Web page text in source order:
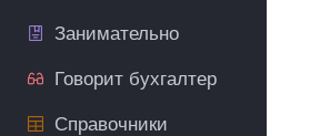
Занимательно
Говорит бухгалтер
Справочники